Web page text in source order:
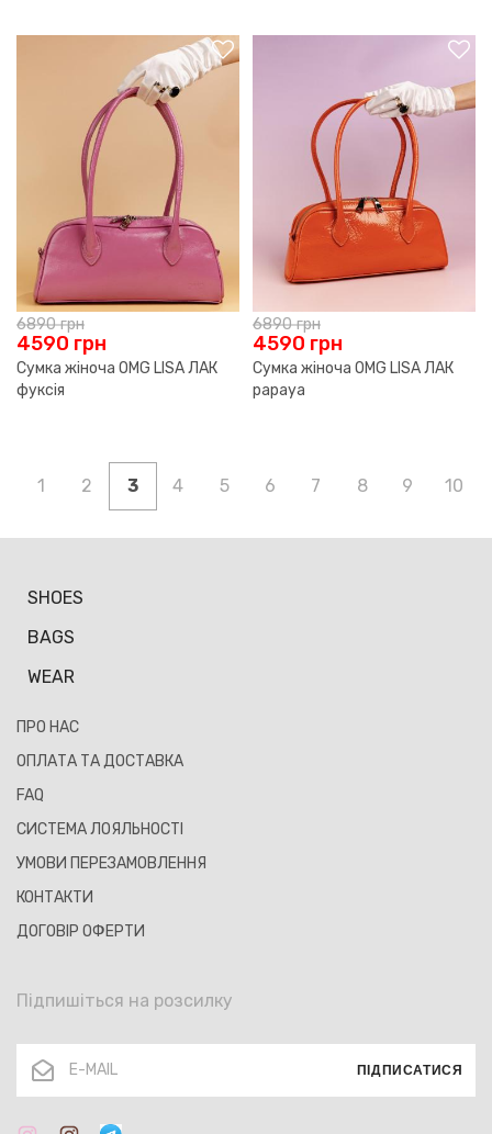
6890грн
4590 грн
Сумка жіноча OMG LISA ЛАК
фуксія
6890грн
4590 грн
Сумка жіноча OMG LISA ЛАК
papaya
1 2 3 4 5 6 7 8 9 10
SHOES
BAGS
WEAR
ПРО НАС
ОПЛАТА ТА ДОСТАВКА
FAQ
СИСТЕМА ЛОЯЛЬНОСТІ
УМОВИ ПЕРЕЗАМОВЛЕННЯ
КОНТАКТИ
ДОГОВІР ОФЕРТИ
Підпишіться на розсилку
ПІДПИСАТИСЯ